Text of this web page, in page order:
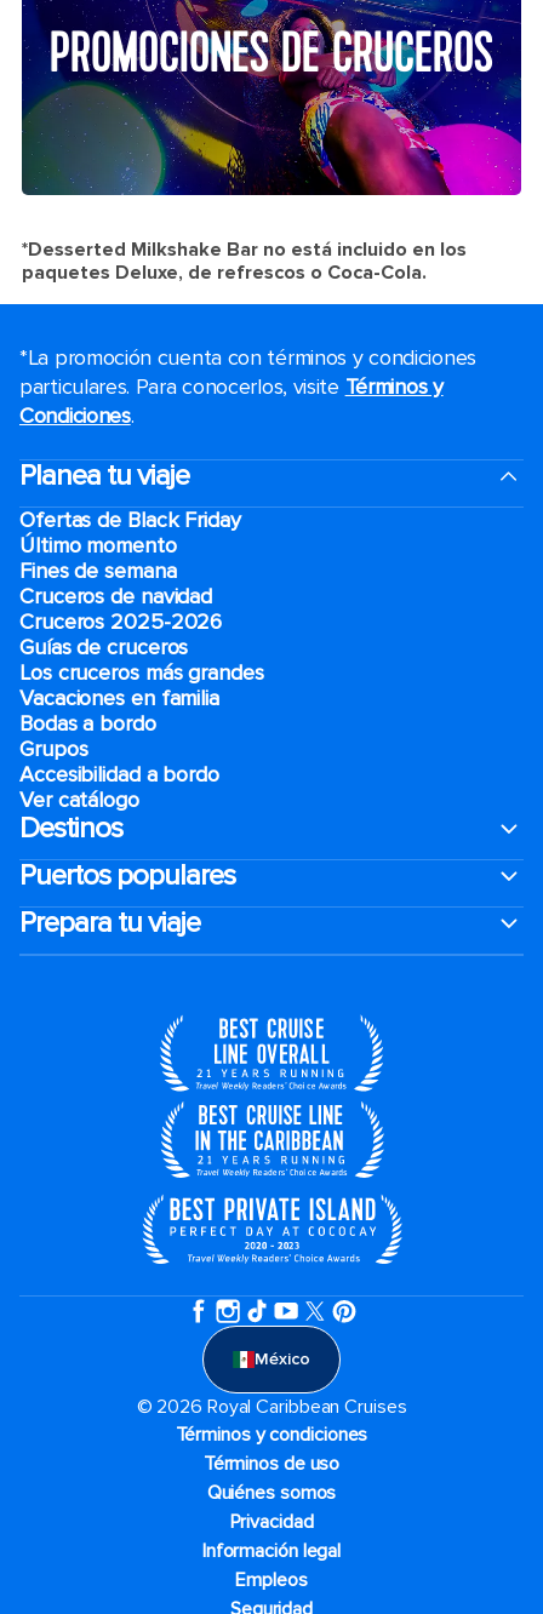
PROMOCIONES DE CRUCEROS
*Desserted Milkshake Bar no está incluido en los
paquetes Deluxe, de refrescos o Coca-Cola.
*La promoción cuenta con términos y condiciones
particulares. Para conocerlos, visite Términos y
Condiciones.
Planea tu viaje
Ofertas de Black Friday
Último momento
Fines de semana
Cruceros de navidad
Cruceros 2025-2026
Guías de cruceros
Los cruceros más grandes
Vacaciones en familia
Bodas a bordo
Grupos
Accesibilidad a bordo
Ver catálogo
Destinos
Puertos populares
Prepara tu viaje
México
© 2026 Royal Caribbean Cruises
Términos y condiciones
Términos de uso
Quiénes somos
Privacidad
Información legal
Empleos
Seguridad